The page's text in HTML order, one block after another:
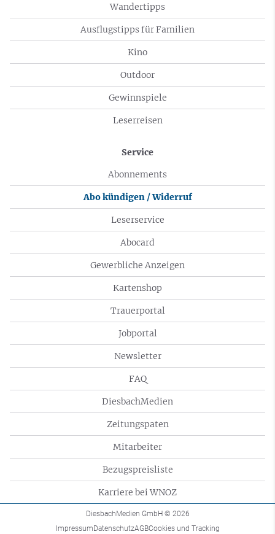
Wandertipps
Ausflugstipps für Familien
Kino
Outdoor
Gewinnspiele
Leserreisen
Service
Abonnements
Abo kündigen / Widerruf
Leserservice
Abocard
Gewerbliche Anzeigen
Kartenshop
Trauerportal
Jobportal
Newsletter
FAQ
DiesbachMedien
Zeitungspaten
Mitarbeiter
Bezugspreisliste
Karriere bei WNOZ
DiesbachMedien GmbH © 2026
ImpressumDatenschutzAGBCookies und Tracking